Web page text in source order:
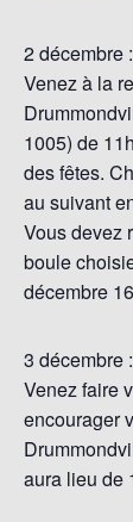
2 décembre
Venez à la
1005) de
des fêtes.
au suivant
Vous devez
boule
décembre
3 décembre
Venez faire
encourager
aura lieu de